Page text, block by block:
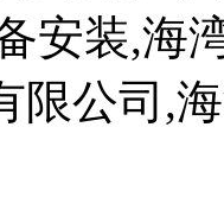
安装,海
限公司,